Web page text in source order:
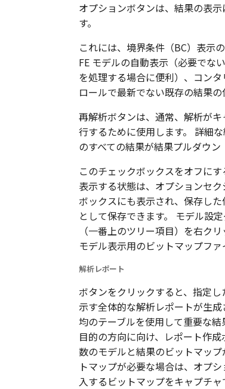
オプションボタンは、結果の表
す。
これには、境界条件（BC）表示
FE モデルの自動表示（必要でな
を処理する場合に便利）、コン
ロールで最新でない既存の結果
再解析ボタンは、通常、解析が
行するために使用します。 詳細
のすべての結果が結果プルダウン
このチェックボックスをオフに
表示する状態は、オプションセ
ボックスにも表示され、保存し
として保存できます。 モデル設
（一番上のツリー項目）を右ク
モデル表示用のビットマップファ
解析レポート
ボタンをクリックすると、指定
示す全体的な解析レポートが生
均のテーブルを使用して重要な
目的の方向に向け、レポート作
数のモデルと結果のビットマッ
トマップが必要な場合は、オプ
入するビットマップをキャプチャ